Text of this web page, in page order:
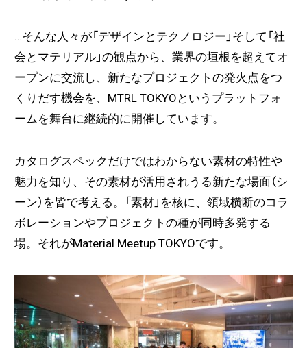
…そんな人々が「デザインとテクノロジー」そして「社
会とマテリアル」の観点から、業界の垣根を超えてオ
ープンに交流し、新たなプロジェクトの発火点をつ
くりだす機会を、MTRL TOKYOというプラットフォ
ームを舞台に継続的に開催しています。
カタログスペックだけではわからない素材の特性や
魅力を知り、その素材が活用されうる新たな場面（シ
ーン）を皆で考える。「素材」を核に、領域横断のコラ
ボレーションやプロジェクトの種が同時多発する
場。それがMaterial Meetup TOKYOです。